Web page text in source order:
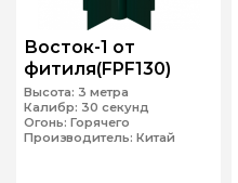
Восток-1 от
фитиля(FPF130)
Высота: 3 метра
Калибр: 30 секунд
Огонь: Горячего
Производитель: Китай